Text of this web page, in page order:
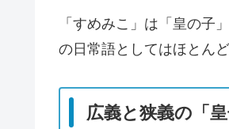
「すめみこ」は「皇の子
の日常語としてはほとん
広義と狭義の「皇